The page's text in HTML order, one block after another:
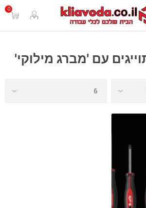
0
עם 'מברג מילוקי'